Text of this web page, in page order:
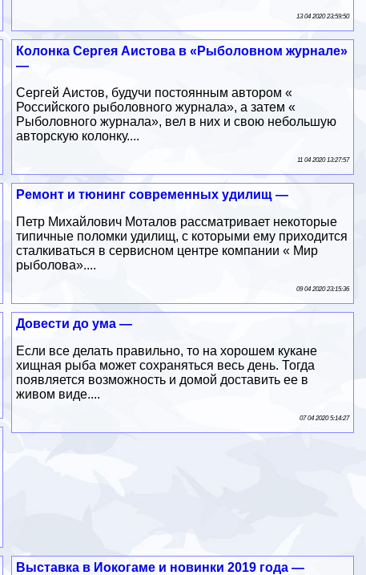
13 04 2020 23:59:50
Колонка Сергея Аистова в «Рыболовном журнале»
—
Сергей Аистов, будучи постоянным автором «
Российского рыболовного журнала», а затем «
Рыболовного журнала», вел в них и свою небольшую
авторскую колонку....
11 04 2020 13:27:57
Ремонт и тюнинг современных удилищ —
Петр Михайлович Моталов рассматривает некоторые
типичные поломки удилищ, с которыми ему приходится
сталкиваться в сервисном центре компании « Мир
рыболова»....
09 04 2020 23:15:36
Довести до ума —
Если все делать правильно, то на хорошем кукане
хищная рыба может сохраняться весь день. Тогда
появляется возможность и домой доставить ее в
живом виде....
07 04 2020 5:14:27
Выставка в Иокогаме и новинки 2019 года —